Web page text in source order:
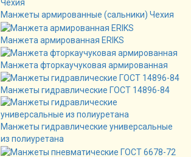
Манжеты армированные (сальники) Чехия
Манжета армированная ERIKS
Манжета фторкаучуковая армированная
Манжеты гидравлические ГОСТ 14896-84
Манжеты гидравлические универсальные
из полиуретана